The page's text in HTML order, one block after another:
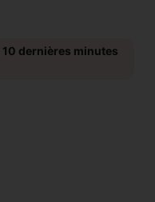
10 dernières minutes